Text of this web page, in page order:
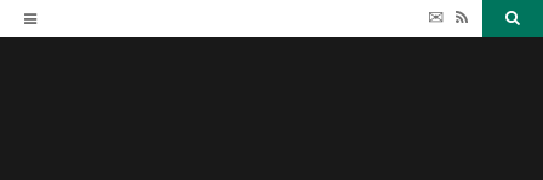
Accéder
au
✉ RSS